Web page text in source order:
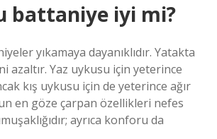
battaniye iyi mi?
yıkamaya dayanıklıdır. Yatakta
azaltır. Yaz uykusu için yeterince
kış uykusu için de yeterince ağır
en göze çarpan özellikleri nefes
ayrıca konforu da